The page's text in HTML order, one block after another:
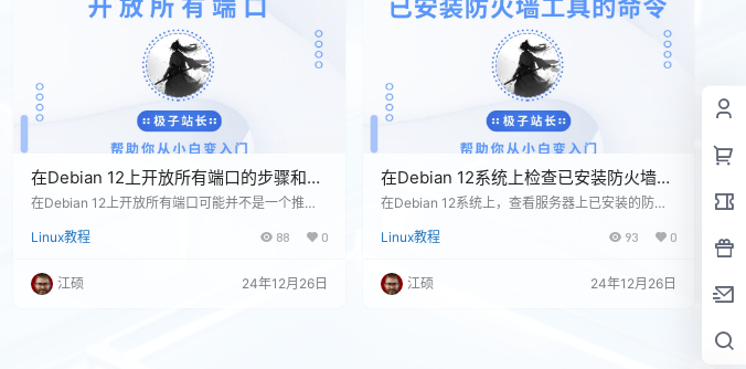
在Debian 12上开放所有端口的步骤和安
全注意事项
在Debian 12上开放所有端口可能并不是一个推荐
会使系统暴露于各种网络威胁之下。不过，在特定
可能需要执行这样的操作。 如果您还是决定要开放
所有端口，可以通过以下步骤来进行： 使用iptabl
Linux教程 88 0
江硕 24年12月26日
在Debian 12系统上检查已安装防火墙工
具的实用指南
在Debian 12系统上，查看服务器上已安装的防火
统通常使用APT包管理器来管理软件包。以下是一
安装的防火墙工具。 使用APT命令检查安装的软件
包： Debian使用APT作为包管理工具，可以通过
Linux教程 93 0
江硕 24年12月26日